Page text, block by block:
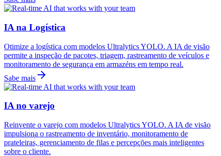
IA na Logística
Otimize a logística com modelos Ultralytics YOLO. A IA de visão
permite a inspeção de pacotes, triagem, rastreamento de veículos e
monitoramento de segurança em armazéns em tempo real.
Sabe mais
IA no varejo
Reinvente o varejo com modelos Ultralytics YOLO. A IA de visão
impulsiona o rastreamento de inventário, monitoramento de
prateleiras, gerenciamento de filas e percepções mais inteligentes
sobre o cliente.